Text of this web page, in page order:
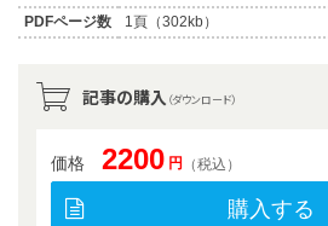
PDFページ数
1頁（302kb）
記事の購入 （ダウンロード）
価格 2200 円 （税込）
購入する